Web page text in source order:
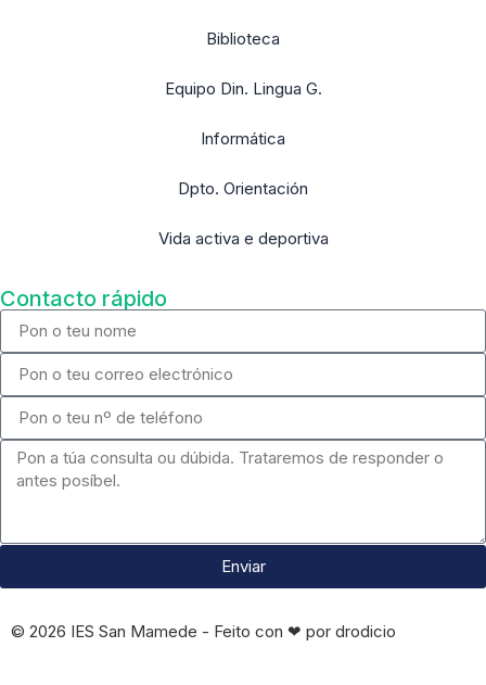
Biblioteca
Equipo Din. Lingua G.
Informática
Dpto. Orientación
Vida activa e deportiva
Contacto rápido
Enviar
© 2026 IES San Mamede - Feito con ❤ por drodicio